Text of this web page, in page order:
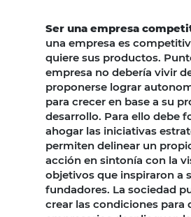
Ser una empresa
una empresa es
quiere sus productos.
empresa no debería vivir
proponerse lograr
para crecer en base a su
desarrollo. Para ello debe
ahogar las iniciativas
permiten delinear un
acción en sintonía con la
objetivos que inspiraron a
fundadores. La sociedad
crear las condiciones para